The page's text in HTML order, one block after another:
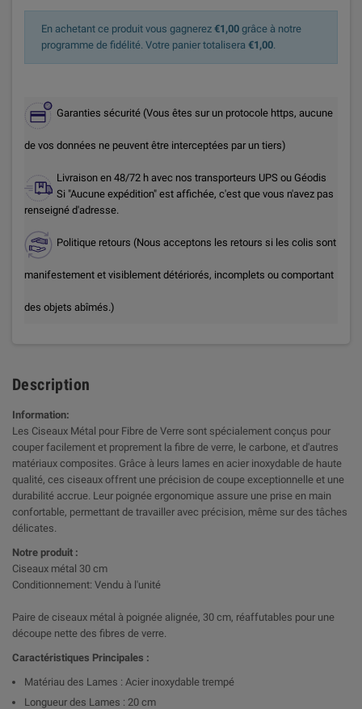
En achetant ce produit vous gagnerez €1,00 grâce à notre
programme de fidélité. Votre panier totalisera €1,00.
Garanties sécurité (Vous êtes sur un protocole https, aucune
de vos données ne peuvent être interceptées par un tiers)
Livraison en 48/72 h avec nos transporteurs UPS ou Géodis
Si "Aucune expédition" est affichée, c'est que vous n'avez pas
renseigné d'adresse.
Politique retours (Nous acceptons les retours si les colis sont
manifestement et visiblement détériorés, incomplets ou comportant
des objets abîmés.)
Description
Information:
Les Ciseaux Métal pour Fibre de Verre sont spécialement conçus pour
couper facilement et proprement la fibre de verre, le carbone, et d'autres
matériaux composites. Grâce à leurs lames en acier inoxydable de haute
qualité, ces ciseaux offrent une précision de coupe exceptionnelle et une
durabilité accrue. Leur poignée ergonomique assure une prise en main
confortable, permettant de travailler avec précision, même sur des tâches
délicates.
Notre produit :
Ciseaux métal 30 cm
Conditionnement: Vendu à l'unité
Paire de ciseaux métal à poignée alignée, 30 cm, réaffutables pour une
découpe nette des fibres de verre.
Caractéristiques Principales :
Matériau des Lames : Acier inoxydable trempé
Longueur des Lames : 20 cm